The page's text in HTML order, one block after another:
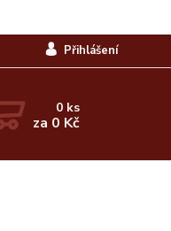
Přihlášení
0 ks
za 0 Kč